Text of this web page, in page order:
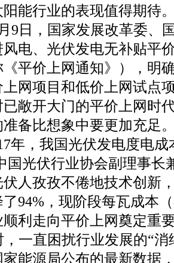
阳能行业的表现值得期待
9日，国家发展改革委、
电、光伏发电无补贴平
《平价上网通知》），明
网项目和低价上网试点
已敞开大门的平价上网时
备比想象中要更加充足
年，我国光伏发电度电
国光伏行业协会副理事长
人孜孜不倦地技术创新
94%，现阶段每瓦成本
顺利走向平价上网奠定重
一直困扰行业发展的“
能源局公布的最新数据